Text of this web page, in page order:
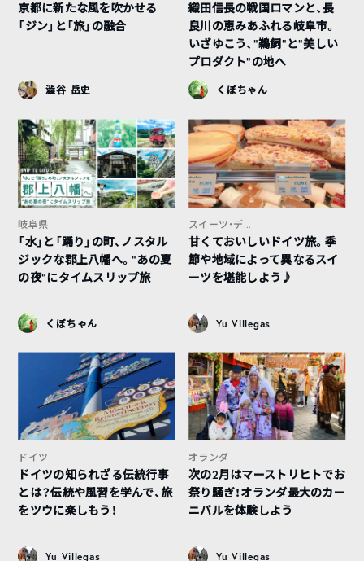
京都に新たな風を吹かせる
「ジン」と「旅」の融合
澁谷 岳史
織田信長の戦国ロマンと、長
良川の恵みあふれる岐阜市。
いざゆこう、“鵜飼”と“美しい
プロダクト”の地へ
くぼちゃん
岐阜県
「水」と「踊り」の町、ノスタル
ジックな郡上八幡へ。“あの夏
の夜”にタイムスリップ旅
くぼちゃん
スイーツ・デ...
甘くておいしいドイツ旅。季
節や地域によって異なるスイ
ーツを堪能しよう♪
Yu Villegas
ドイツ
ドイツの知られざる伝統行事
とは？伝統や風習を学んで、旅
をツウに楽しもう！
Yu Villegas
オランダ
次の2月はマーストリヒトでお
祭り騒ぎ！オランダ最大のカー
ニバルを体験しよう
Yu Villegas